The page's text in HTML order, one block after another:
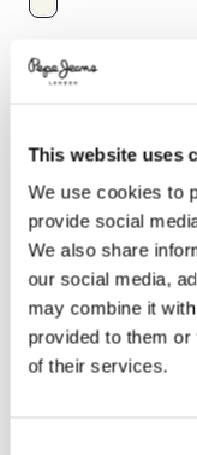
This website uses
We use cookies to
provide social
We also share
our social media,
may combine it
provided to them
of their services.
GRÖßE AUSWÄHLEN:
Größentabelle